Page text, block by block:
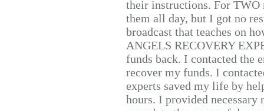
their instructions. For TWO
them all day, but I got no
broadcast that teaches on
ANGELS RECOVERY
funds back. I contacted the
recover my funds. I
experts saved my life by
hours. I provided